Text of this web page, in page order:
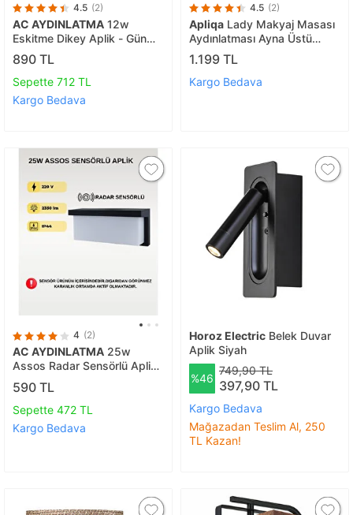
4.5 (2)
AC AYDINLATMA 12w
Eskitme Dikey Aplik - Gün
Işığı 3200k
890 TL
Sepette 712 TL
Kargo Bedava
4.5 (2)
Apliqa Lady Makyaj Masası
Aydınlatması Ayna Üstü
Aplik
1.199 TL
Kargo Bedava
4 (2)
AC AYDINLATMA 25w
Assos Radar Sensörlü Aplik
3200k Sarı Işık Modern Led
Duvar Aydınlatması
590 TL
Sepette 472 TL
Kargo Bedava
Horoz Electric Belek Duvar
Aplik Siyah
%46
749,90 TL
397,90 TL
Kargo Bedava
Mağazadan Teslim Al, 250
TL Kazan!